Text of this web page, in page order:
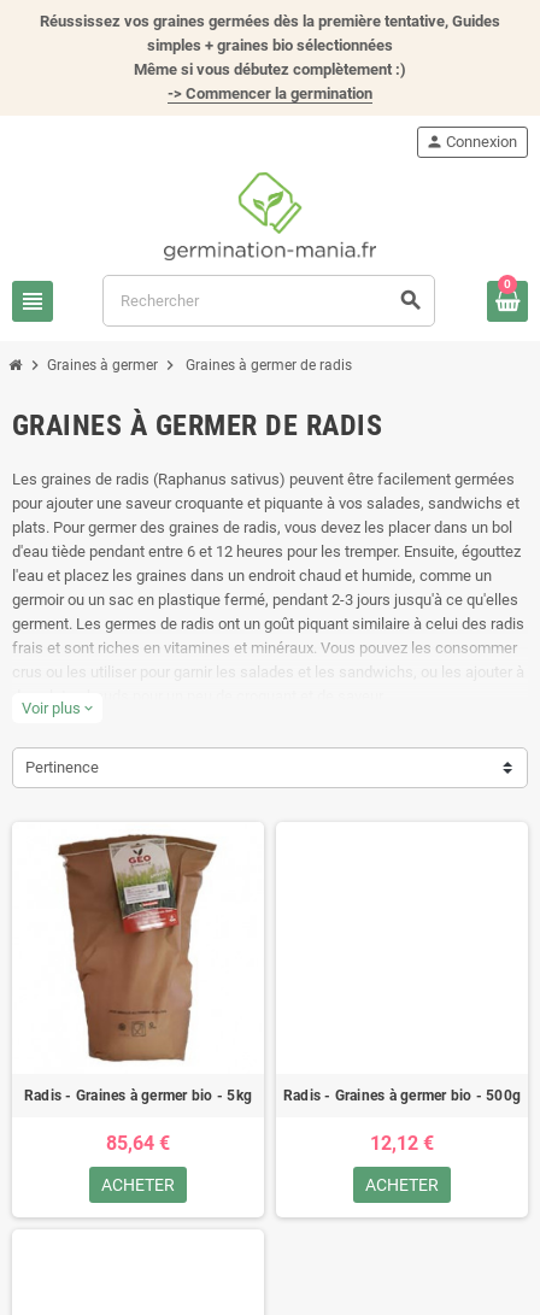
Réussissez vos graines germées dès la première tentative, Guides
simples + graines bio sélectionnées
Même si vous débutez complètement :)
-> Commencer la germination
view_headline search
person Connexion
0
chevron_right Graines à germer chevron_right Graines à germer de radis
GRAINES À GERMER DE RADIS
Les graines de radis (Raphanus sativus) peuvent être facilement germées
pour ajouter une saveur croquante et piquante à vos salades, sandwichs et
plats. Pour germer des graines de radis, vous devez les placer dans un bol
d'eau tiède pendant entre 6 et 12 heures pour les tremper. Ensuite, égouttez
l'eau et placez les graines dans un endroit chaud et humide, comme un
germoir ou un sac en plastique fermé, pendant 2-3 jours jusqu'à ce qu'elles
germent. Les germes de radis ont un goût piquant similaire à celui des radis
frais et sont riches en vitamines et minéraux. Vous pouvez les consommer
comment les faire germer et découvrez des recettes dans notre
article de blogGERMER DES GRAINES DE RADIS
Voir plus expand_more
Pertinence
Radis - Graines à germer bio - 5kg
85,64 €
ACHETER
Radis - Graines à germer bio - 500g
12,12 €
ACHETER